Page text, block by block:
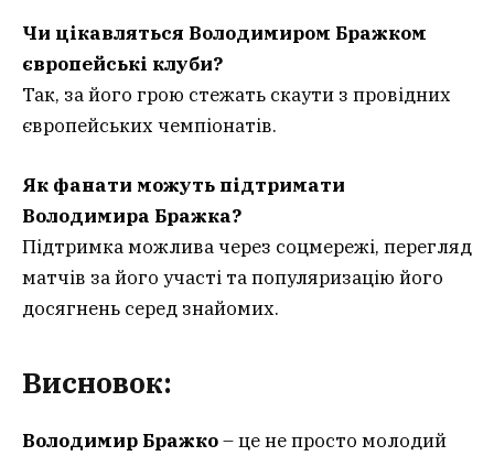
Чи цікавляться Володимиром Бражком
європейські клуби?
Так, за його грою стежать скаути з провідних
європейських чемпіонатів.
Як фанати можуть підтримати
Володимира Бражка?
Підтримка можлива через соцмережі, перегляд
матчів за його участі та популяризацію його
досягнень серед знайомих.
Висновок:
Володимир Бражко– це не просто молодий